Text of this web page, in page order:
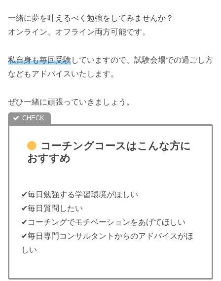
一緒に夢を叶えるべく勉強をしてみませんか？
オンライン、オフライン両方可能です。
私自身も毎回受験していますので、試験会場での過ごし方
などもアドバイスいたします。
ぜひ一緒に頑張っていきましょう。
コーチングコースはこんな方に
おすすめ
✔︎毎日勉強する学習環境がほしい
✔︎毎日質問したい
✔︎コーチングでモチベーションをあげてほしい
✔︎毎日専門コンサルタントからのアドバイスがほ
しい